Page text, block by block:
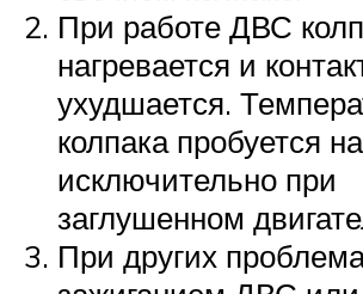
При работе ДВС
нагревается и
ухудшается.
колпака пробуется
исключительно при
заглушенном
При других